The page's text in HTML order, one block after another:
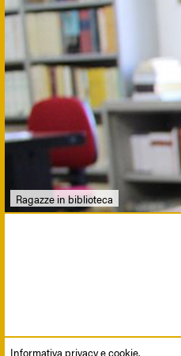
Ragazze in biblioteca
Informativa privacy e cookie.